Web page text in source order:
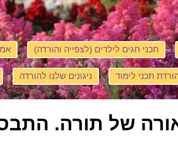
תכני חגים לילדים (לצפייה והורדה)
תכני לימוד ניגונים שלנו להורדה
אורה של תורה.